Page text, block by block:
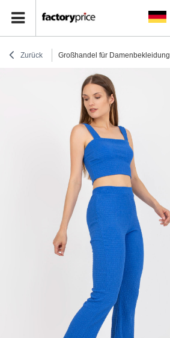
Zurück Großhandel für Damenbekleidung